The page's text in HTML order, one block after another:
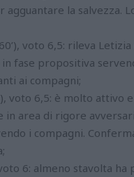
agguantare la salvezza.
voto 6,5: rileva
in fase propositiva
ai compagni;
voto 6,5: è molto attivo
in area di rigore
i compagni.
voto 6: almeno stavolta ha